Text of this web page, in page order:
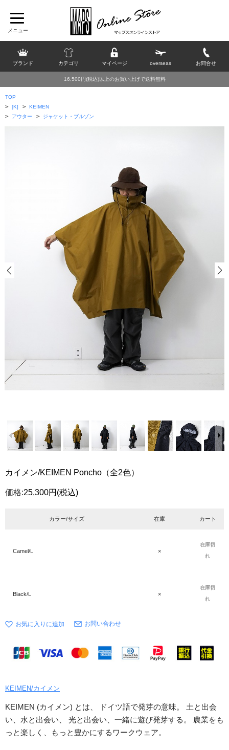
ブランド カテゴリ マイページ overseas お問合せ
16,500円(税込)以上のお買い上げで送料無料
TOP
> [K] > KEIMEN
> アウター > ジャケット・ブルゾン
カイメン/KEIMEN Poncho（全2色）
価格:25,300円 (税込)
カラー/サイズ 在庫 カート
Camel/L ×
在庫切
れ
Black/L ×
在庫切
れ
お問い合わせ
KEIMEN/カイメン
KEIMEN (カイメン) とは、 ドイツ語で発芽の意味。 土と出会
い、水と出会い、 光と出会い、一緒に遊び発芽する。 農業をも
っと楽しく、もっと豊かにするワークウェア。